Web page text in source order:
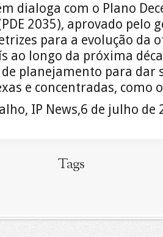
dialoga com o Plano
2035), aprovado pelo
para a evolução da
ao longo da próxima
de planejamento para dar
e concentradas, como
IP News,6 de julho de
Tags